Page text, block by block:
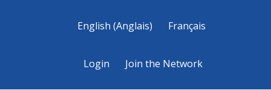
English (Anglais) Français
Login Join the Network